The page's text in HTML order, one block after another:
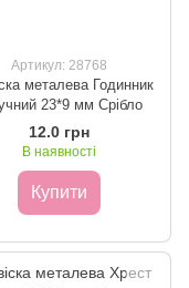
Артикул: 28768
металева Годинник
23*9 мм Срібло
12.0 грн
В наявності
Купити